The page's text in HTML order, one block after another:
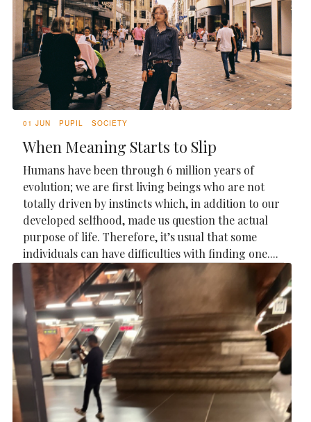
01 JUN PUPIL SOCIETY
When Meaning Starts to Slip
Humans have been through 6 million years of
evolution; we are first living beings who are not
totally driven by instincts which, in addition to our
developed selfhood, made us question the actual
purpose of life. Therefore, it’s usual that some
individuals can have difficulties with finding one....